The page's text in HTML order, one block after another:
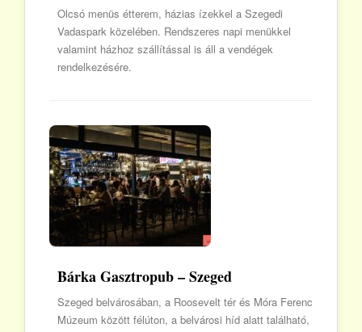
Olcsó menüs étterem, házias ízekkel a Szegedi
Vadaspark közelében. Rendszeres napi menükkel
valamint házhoz szállítással is áll a vendégek
rendelkezésére.
Bárka Gasztropub – Szeged
Szeged belvárosában, a Roosevelt tér és Móra Ferenc
Múzeum között félúton, a belvárosi híd alatt található,